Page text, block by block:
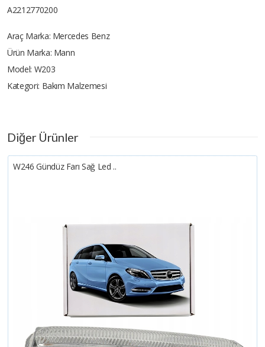
A2212770200
Araç Marka: Mercedes Benz
Ürün Marka: Mann
Model: W203
Kategori: Bakım Malzemesi
Diğer Ürünler
W246 Gündüz Farı Sağ Led ..